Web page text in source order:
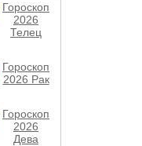
Гороскоп
2026
Телец
Гороскоп
2026 Рак
Гороскоп
2026
Дева